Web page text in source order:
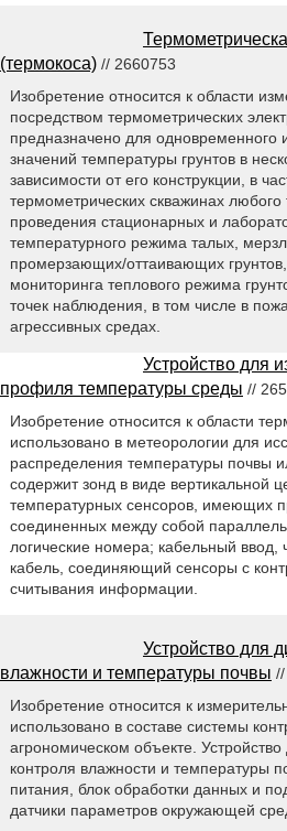
(термокоса) // 2660753
Изобретение относится к области
посредством термометрических
предназначено для одновременного
значений температуры грунтов в
зависимости от его конструкции, в
термометрических скважинах любого
проведения стационарных и
температурного режима талых,
промерзающих/оттаивающих
мониторинга теплового режима
точек наблюдения, в том числе в
агрессивных средах.
Устройство для
профиля температуры среды //
Изобретение относится к области
использовано в метеорологии для
распределения температуры почвы
содержит зонд в виде вертикальной
температурных сенсоров, имеющих
соединенных между собой
логические номера; кабельный ввод,
кабель, соединяющий сенсоры с
считывания информации.
Устройство для
влажности и температуры почвы
Изобретение относится к
использовано в составе системы
агрономическом объекте.
контроля влажности и температуры
питания, блок обработки данных и
датчики параметров окружающей